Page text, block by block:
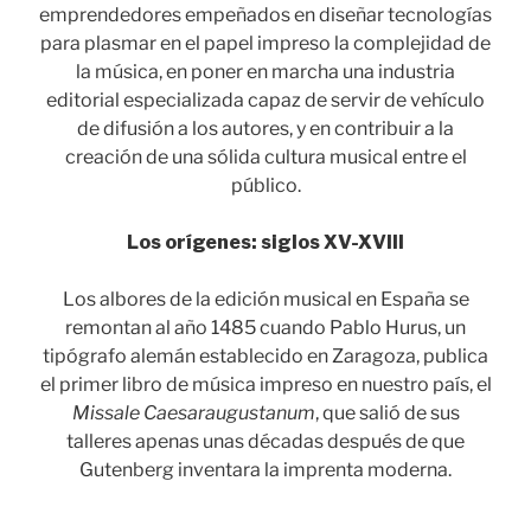
emprendedores empeñados en diseñar tecnologías
para plasmar en el papel impreso la complejidad de
la música, en poner en marcha una industria
editorial especializada capaz de servir de vehículo
de difusión a los autores, y en contribuir a la
creación de una sólida cultura musical entre el
público.
Los orígenes: siglos XV-XVIII
Los albores de la edición musical en España se
remontan al año 1485 cuando Pablo Hurus, un
tipógrafo alemán establecido en Zaragoza, publica
el primer libro de música impreso en nuestro país, el
Missale Caesaraugustanum, que salió de sus
talleres apenas unas décadas después de que
Gutenberg inventara la imprenta moderna.